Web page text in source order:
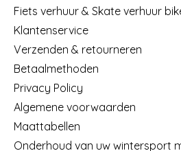
Fiets verhuur & Skate verhuur
Klantenservice
Verzenden & retourneren
Betaalmethoden
Privacy Policy
Algemene voorwaarden
Maattabellen
Onderhoud van uw wintersport